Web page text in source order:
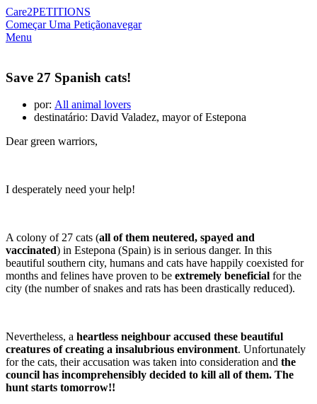
Care2PETITIONS
Começar Uma Petiçãonavegar
Menu
Save 27 Spanish cats!
por: All animal lovers
destinatário: David Valadez, mayor of Estepona
Dear green warriors,
I desperately need your help!
A colony of 27 cats (all of them neutered, spayed and
vaccinated) in Estepona (Spain) is in serious danger. In this
beautiful southern city, humans and cats have happily coexisted for
months and felines have proven to be extremely beneficial for the
city (the number of snakes and rats has been drastically reduced).
Nevertheless, a heartless neighbour accused these beautiful
creatures of creating a insalubrious environment. Unfortunately
for the cats, their accusation was taken into consideration and the
council has incomprehensibly decided to kill all of them. The
hunt starts tomorrow!!